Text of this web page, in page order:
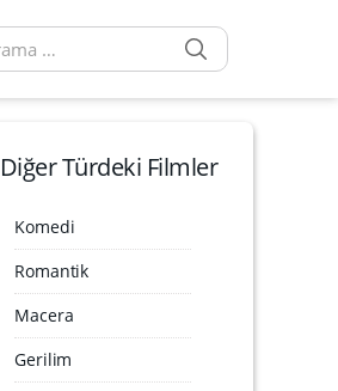
sonuçları:
Diğer Türdeki Filmler
Komedi
Romantik
Macera
Gerilim